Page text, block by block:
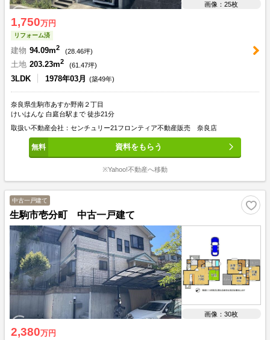
画像：25枚
1,750万円
リフォーム済
建物 94.09m2 (28.46坪)
土地 203.23m2 (61.47坪)
3LDK 1978年03月 (築49年)
奈良県生駒市あすか野南２丁目
けいはんな 白庭台駅まで 徒歩21分
取扱い不動産会社：センチュリー21フロンティア不動産販売 奈良店
資料をもらう
※Yahoo!不動産へ移動
中古一戸建て
生駒市壱分町 中古一戸建て
画像：30枚
2,380万円